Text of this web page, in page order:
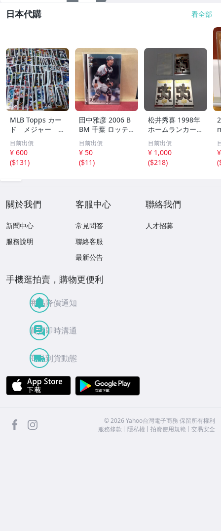
日本代購 看全部
MLB Topps カー
ド メジャー 1
00枚 2
目前出價
¥ 600
($131)
田中雅彦 2006 B
BM 千葉 ロッテ
マリーンズ トレ
カ プロ野球 カー
ド M37 スポーツ
アスリート トレ
目前出價
¥ 50
($11)
松井秀喜 1998年
ホームランカード
150号 記念カード
3枚セット 読売ジ
ャイアンツ 日本
テレビ 劇空間プ
目前出價
¥ 1,000
($218)
(
關於我們
新聞中心
服務說明
客服中心
常見問答
聯絡客服
最新公告
聯絡我們
人才招募
手機逛拍賣，購物更便利
商品降價通知
買賣即時溝通
商品到貨動態
APP Store
facebook ©2026 Yahoo台灣電子商務 保留所有權利
服務條款
隱私權 拍賣使用規範 交易安全